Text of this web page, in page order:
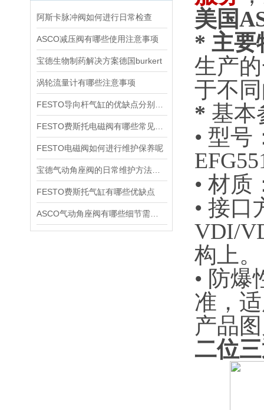
阿斯卡脉冲阀如何进行日常检查
ASCO减压阀有哪些使用注意事项
宝德生物制药解决方案德国burkert
涡轮流量计有哪些注意事项
FESTO电磁阀如何进行维护保养呢
FESTO费斯托气缸有哪些优缺点
美国
* 主
生产
于不
* 基本
• ‌型号‌
• ‌材质‌
• ‌接
VDI/
构上。
• ‌防爆
准，
产品
二位